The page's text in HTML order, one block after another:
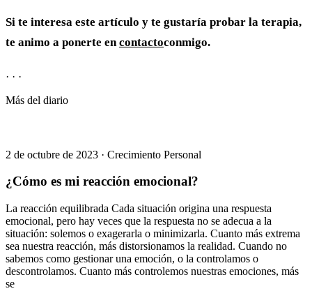
Si te interesa este artículo y te gustaría probar la terapia,
te animo a ponerte encontactoconmigo.
· · ·
Más del diario
2 de octubre de 2023 · Crecimiento Personal
¿Cómo es mi reacción emocional?
La reacción equilibrada Cada situación origina una respuesta
emocional, pero hay veces que la respuesta no se adecua a la
situación: solemos o exagerarla o minimizarla. Cuanto más extrema
sea nuestra reacción, más distorsionamos la realidad. Cuando no
sabemos como gestionar una emoción, o la controlamos o
descontrolamos. Cuanto más controlemos nuestras emociones, más
se